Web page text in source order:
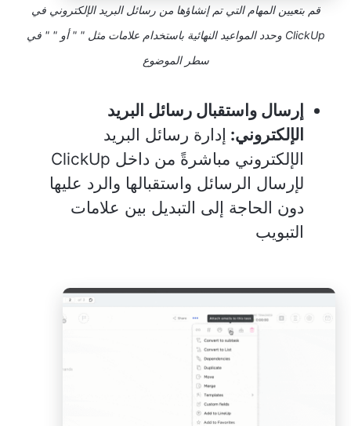
قم بتعيين المهام التي تم إنشاؤها من رسائل البريد الإلكتروني في
ClickUp وحدد المواعيد النهائية باستخدام علامات مثل "
" أو "" في
سطر الموضوع
إرسال واستقبال رسائل البريد
الإلكتروني: إدارة رسائل البريد
الإلكتروني مباشرةً من داخل ClickUp
لإرسال الرسائل واستقبالها والرد عليها
دون الحاجة إلى التبديل بين علامات
التبويب